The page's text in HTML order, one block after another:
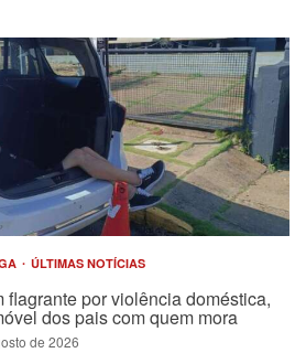
ÚLTIMAS NOTÍCIAS
flagrante por violência doméstica,
dos pais com quem mora
de 2026